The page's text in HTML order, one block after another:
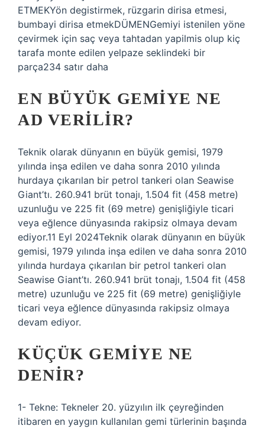
ETMEKYön degistirmek, rüzgarin dirisa etmesi,
bumbayi dirisa etmekDÜMENGemiyi istenilen yöne
çevirmek için saç veya tahtadan yapilmis olup kiç
tarafa monte edilen yelpaze seklindeki bir
parça234 satır daha
EN BÜYÜK GEMIYE NE
AD VERILIR?
Teknik olarak dünyanın en büyük gemisi, 1979
yılında inşa edilen ve daha sonra 2010 yılında
hurdaya çıkarılan bir petrol tankeri olan Seawise
Giant’tı. 260.941 brüt tonajı, 1.504 fit (458 metre)
uzunluğu ve 225 fit (69 metre) genişliğiyle ticari
veya eğlence dünyasında rakipsiz olmaya devam
ediyor.11 Eyl 2024Teknik olarak dünyanın en büyük
gemisi, 1979 yılında inşa edilen ve daha sonra 2010
yılında hurdaya çıkarılan bir petrol tankeri olan
Seawise Giant’tı. 260.941 brüt tonajı, 1.504 fit (458
metre) uzunluğu ve 225 fit (69 metre) genişliğiyle
ticari veya eğlence dünyasında rakipsiz olmaya
devam ediyor.
KÜÇÜK GEMIYE NE
DENIR?
1- Tekne: Tekneler 20. yüzyılın ilk çeyreğinden
itibaren en yaygın kullanılan gemi türlerinin başında